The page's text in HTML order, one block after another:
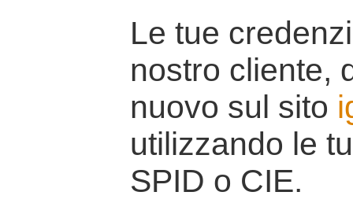
Le tue
nostro cliente,
nuovo sul sito
utilizzando le
SPID o CIE.